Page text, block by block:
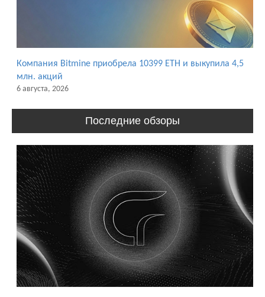
Компания Bitmine приобрела 10399 ETH и выкупила 4,5
млн. акций
6 августа, 2026
Последние обзоры